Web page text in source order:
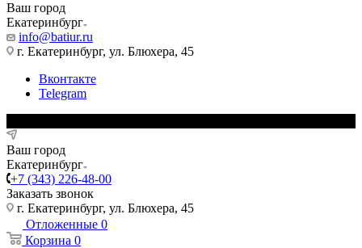
Ваш город
Екатеринбург
info@batiur.ru
г. Екатеринбург, ул. Блюхера, 45
Вконтакте
Telegram
Ваш город
Екатеринбург
+7 (343) 226-48-00
Заказать звонок
г. Екатеринбург, ул. Блюхера, 45
Отложенные 0
Корзина 0